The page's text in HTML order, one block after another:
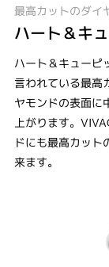
最高カットのダイ
ハート＆キ
ハート＆キューピ
言われている最高
ヤモンドの表面に
上がります。
ドにも最高カット
来ます。